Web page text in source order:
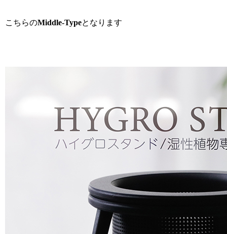
こちらのMiddle-Typeとなります